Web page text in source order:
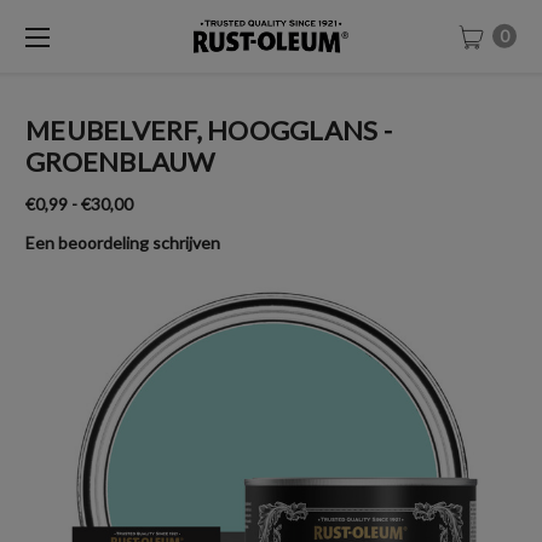
0
MEUBELVERF, HOOGGLANS -
GROENBLAUW
€0,99 - €30,00
Een beoordeling schrijven